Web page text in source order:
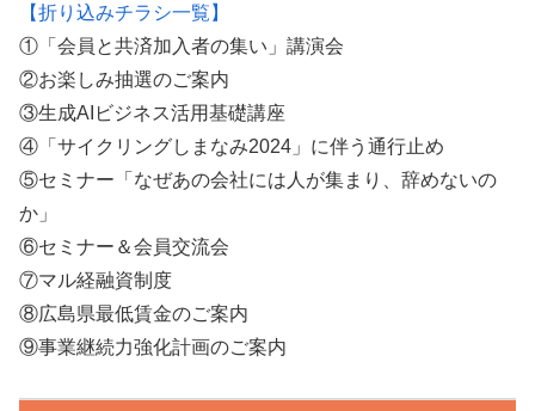
【折り込みチラシ一覧】
①「会員と共済加入者の集い」講演会
②お楽しみ抽選のご案内
③生成AIビジネス活用基礎講座
④「サイクリングしまなみ2024」に伴う通行止め
⑤セミナー「なぜあの会社には人が集まり、辞めないの
か」
⑥セミナー＆会員交流会
⑦マル経融資制度
⑧広島県最低賃金のご案内
⑨事業継続力強化計画のご案内